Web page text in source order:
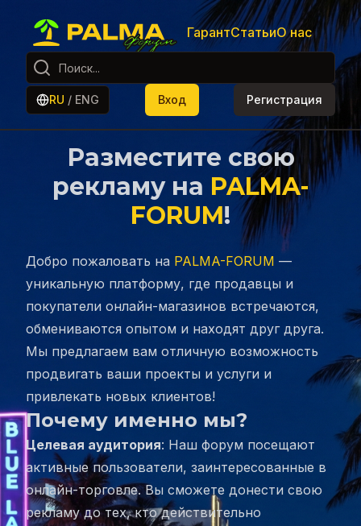
ГарантСтатьиО нас
RU / ENG Вход Регистрация
Разместите свою
рекламу на PALMA-
FORUM!
Добро пожаловать на PALMA-FORUM —
уникальную платформу, где продавцы и
покупатели онлайн-магазинов встречаются,
обмениваются опытом и находят друг друга.
Мы предлагаем вам отличную возможность
продвигать ваши проекты и услуги и
привлекать новых клиентов!
Почему именно мы?
Целевая аудитория: Наш форум посещают
активные пользователи, заинтересованные в
онлайн-торговле. Вы сможете донести свою
рекламу до тех, кто действительно